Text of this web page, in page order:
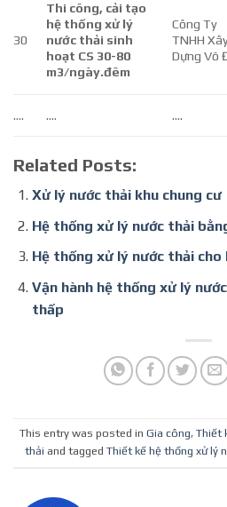
30
Thi công, cải tạo
hệ thống xử lý
nước thải sinh
hoạt CS 30-80
m3/ngày.đêm
Công Ty
TNHH
Dựng Võ
…. …. ….
Related Posts:
Xử lý nước thải khu chung cư
Hệ thống xử lý nước thải
Hệ thống xử lý nước thải cho
Vận hành hệ thống xử lý
thấp
This entry was posted in Gia công, Thiết
thải and tagged Thiết kế hệ thống xử lý